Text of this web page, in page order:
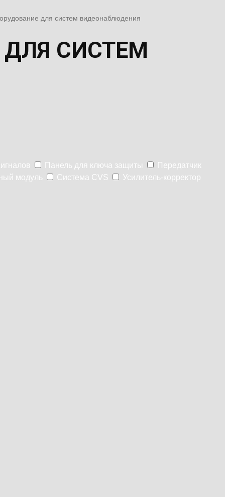
для систем видеонаблюдения
СИСТЕМ
Панель для ключа защиты
Передатчик
модуль Система CVS
Усилитель-корректор